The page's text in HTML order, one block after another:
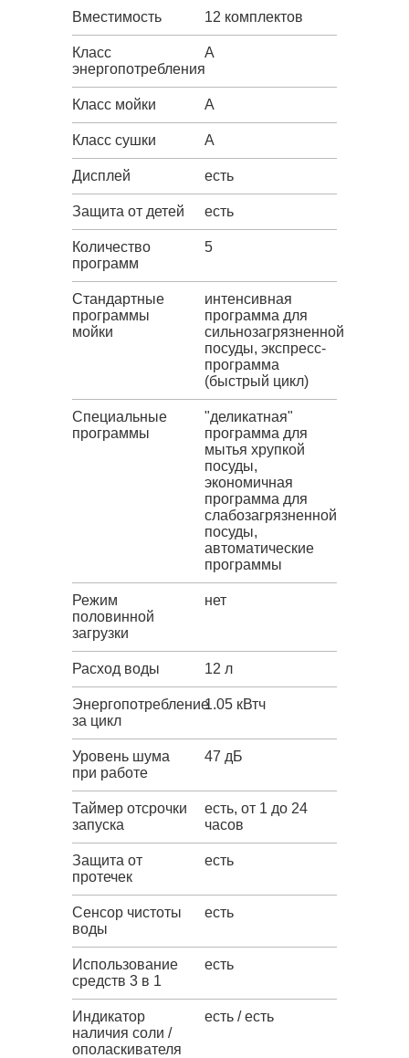
Вместимость 12 комплектов
Класс
энергопотребления
A
Класс мойки A
Класс сушки A
Дисплей есть
Защита от детей есть
Количество
программ
5
Стандартные
программы
мойки
интенсивная
программа для
сильнозагрязненной
посуды, экспресс-
программа
(быстрый цикл)
Специальные
программы
"деликатная"
программа для
мытья хрупкой
посуды,
экономичная
программа для
слабозагрязненной
посуды,
автоматические
программы
Режим
половинной
загрузки
нет
Расход воды 12 л
Энергопотребление
за цикл
1.05 кВтч
Уровень шума
при работе
47 дБ
Таймер отсрочки
запуска
есть, от 1 до 24
часов
Защита от
протечек
есть
Сенсор чистоты
воды
есть
Использование
средств 3 в 1
есть
Индикатор
наличия соли /
ополаскивателя
есть / есть